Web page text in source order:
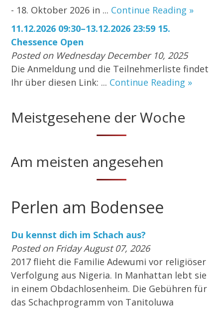
- 18. Oktober 2026 in ... Continue Reading »
11.12.2026 09:30–13.12.2026 23:59 15.
Chessence Open
Posted on Wednesday December 10, 2025
Die Anmeldung und die Teilnehmerliste findet
Ihr über diesen Link: ... Continue Reading »
Meistgesehene der Woche
Am meisten angesehen
Perlen am Bodensee
Du kennst dich im Schach aus?
Posted on Friday August 07, 2026
2017 flieht die Familie Adewumi vor religiöser
Verfolgung aus Nigeria. In Manhattan lebt sie
in einem Obdachlosenheim. Die Gebühren für
das Schachprogramm von Tanitoluwa